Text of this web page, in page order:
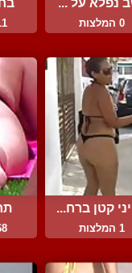
נפלא על ...
0 המלצות
קטן ברח...
1 המלצות